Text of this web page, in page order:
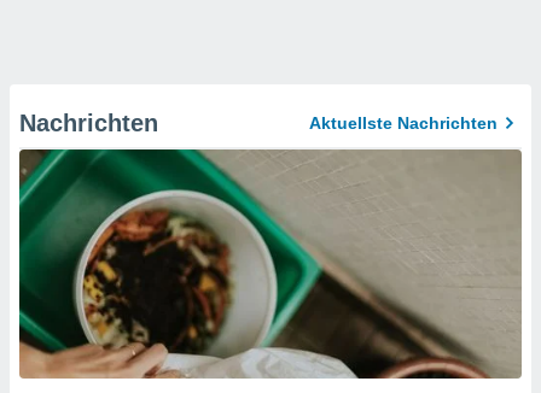
Nachrichten Aktuellste Nachrichten